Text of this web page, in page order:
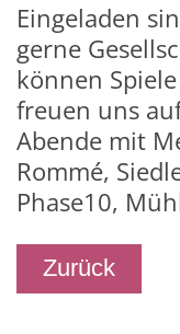
Eingeladen
gerne
können
freuen uns
Abende mit
Rommé,
Phase10,
Zurück